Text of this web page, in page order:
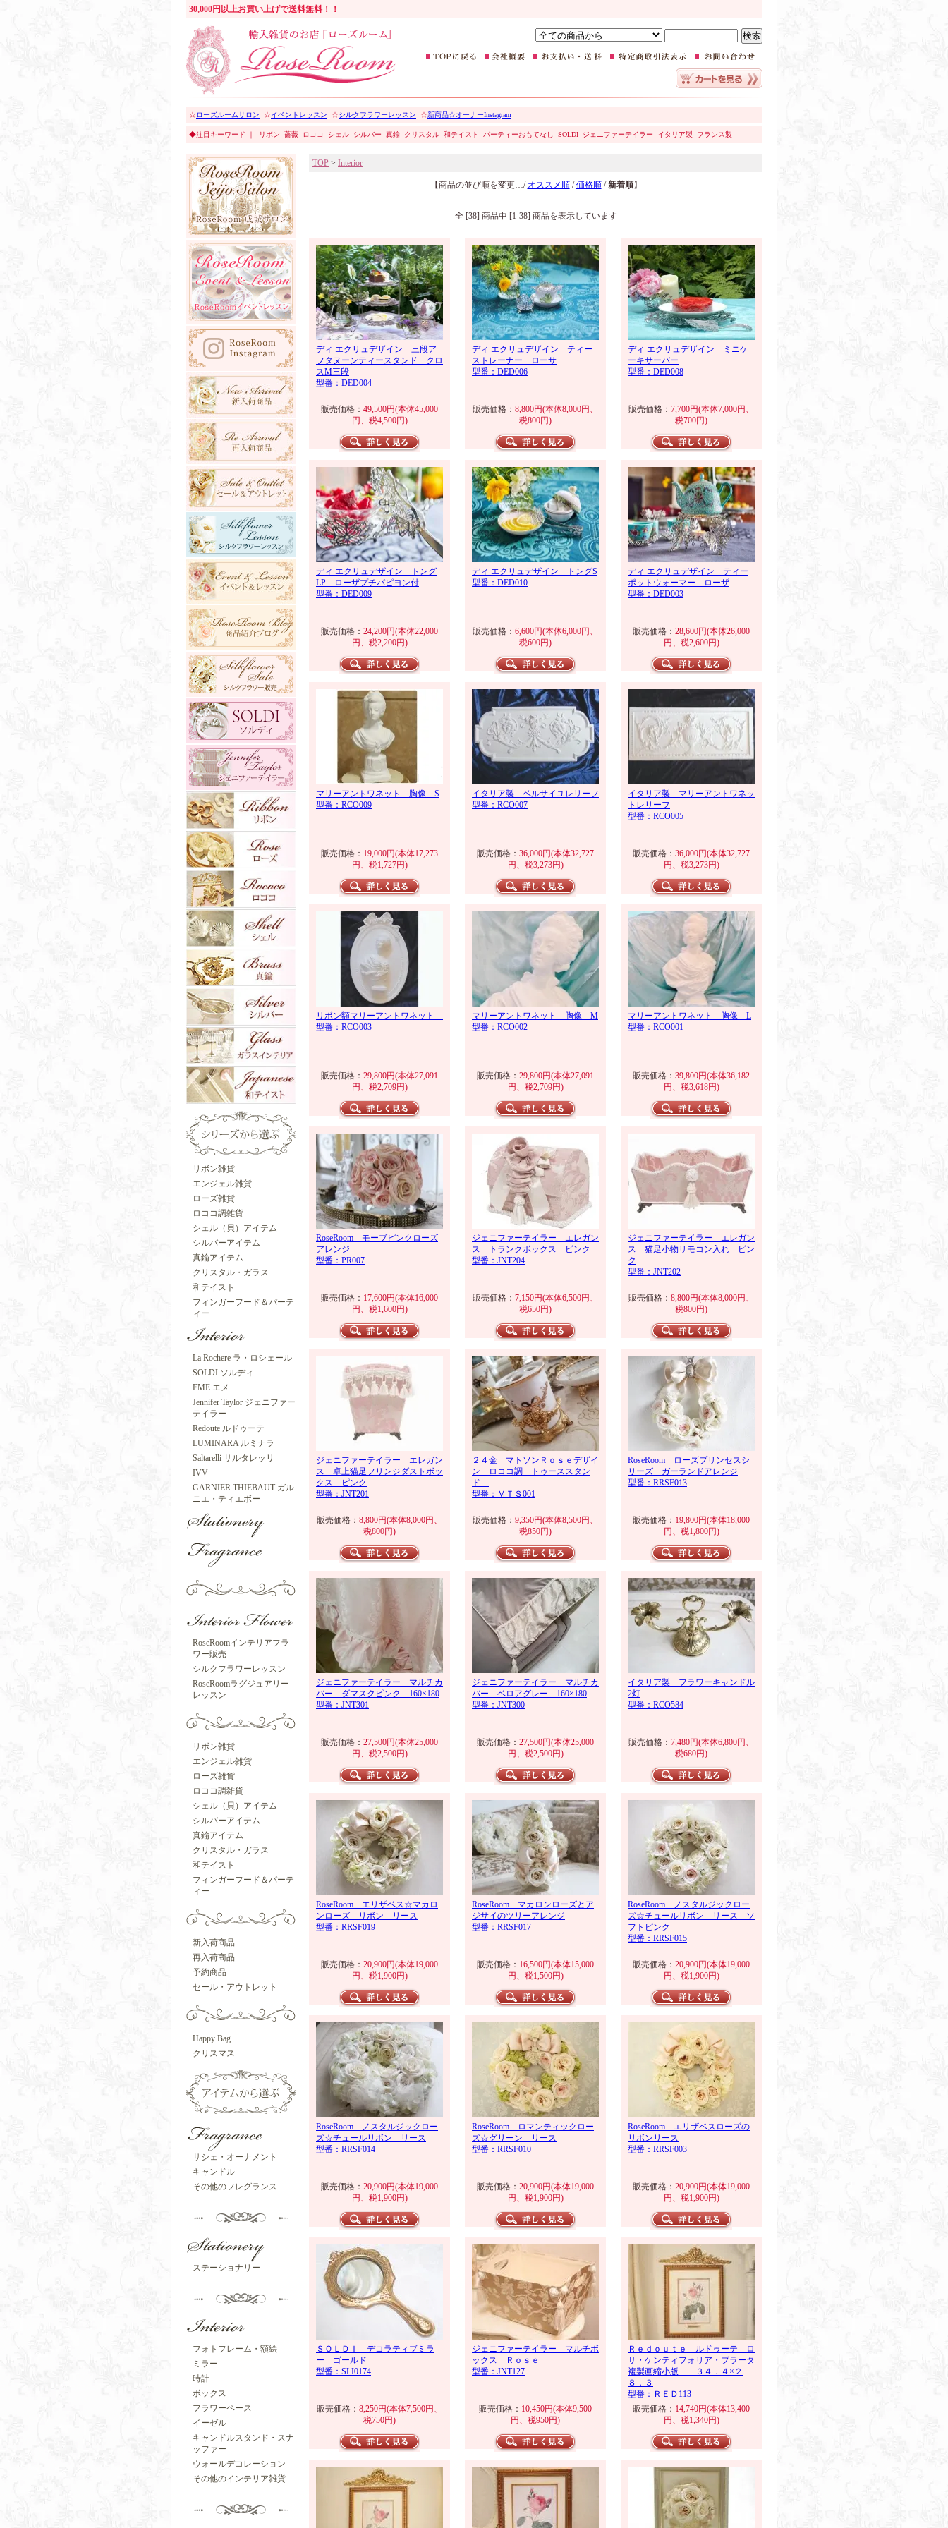
30,000円以上お買い上げで送料無料！！
☆ローズルームサロン ☆イベントレッスン ☆シルクフラワーレッスン ☆新商品☆オーナーInstagram
◆注目キーワード ｜ リボン 薔薇 ロココ シェル シルバー 真鍮 クリスタル 和テイスト パーティーおもてなし SOLDI ジェニファーテイラー イタリア製 フランス製
リボン雑貨
エンジェル雑貨
ローズ雑貨
ロココ調雑貨
シェル（貝）アイテム
シルバーアイテム
真鍮アイテム
クリスタル・ガラス
和テイスト
フィンガーフード＆パーテ
ィー
La Rochere ラ・ロシェール
SOLDI ソルディ
EME エメ
Jennifer Taylor ジェニファー
テイラー
Redoute ルドゥーテ
LUMINARA ルミナラ
Saltarelli サルタレッリ
IVV
GARNIER THIEBAUT ガル
ニエ・ティエボー
RoseRoomインテリアフラ
ワー販売
シルクフラワーレッスン
RoseRoomラグジュアリー
レッスン
リボン雑貨
エンジェル雑貨
ローズ雑貨
ロココ調雑貨
シェル（貝）アイテム
シルバーアイテム
真鍮アイテム
クリスタル・ガラス
和テイスト
フィンガーフード＆パーテ
ィー
新入荷商品
再入荷商品
予約商品
セール・アウトレット
Happy Bag
クリスマス
サシェ・オーナメント
キャンドル
その他のフレグランス
ステーショナリー
フォトフレーム・額絵
ミラー
時計
ボックス
フラワーベース
イーゼル
キャンドルスタンド・スナ
ッファー
ウォールデコレーション
その他のインテリア雑貨
TOP > Interior
【商品の並び順を変更…/ オススメ順/価格順/新着順】
全 [38] 商品中 [1-38] 商品を表示しています
ディ エクリュデザイン 三段ア
フタヌーンティースタンド クロ
スM三段
型番：DED004
販売価格： 49,500円(本体45,000
円、税4,500円)
ディ エクリュデザイン ティー
ストレーナー ローサ
型番：DED006
販売価格： 8,800円(本体8,000円、
税800円)
ディ エクリュデザイン ミニケ
ーキサーバー
型番：DED008
販売価格： 7,700円(本体7,000円、
税700円)
ディ エクリュデザイン トング
LP ローザプチパピヨン付
型番：DED009
販売価格： 24,200円(本体22,000
円、税2,200円)
ディ エクリュデザイン トングS
型番：DED010
販売価格： 6,600円(本体6,000円、
税600円)
ディ エクリュデザイン ティー
ポットウォーマー ローザ
型番：DED003
販売価格： 28,600円(本体26,000
円、税2,600円)
マリーアントワネット 胸像 S
型番：RCO009
販売価格： 19,000円(本体17,273
円、税1,727円)
イタリア製 ベルサイユレリーフ
型番：RCO007
販売価格： 36,000円(本体32,727
円、税3,273円)
イタリア製 マリーアントワネッ
トレリーフ
型番：RCO005
販売価格： 36,000円(本体32,727
円、税3,273円)
リボン額マリーアントワネット
型番：RCO003
販売価格： 29,800円(本体27,091
円、税2,709円)
マリーアントワネット 胸像 M
型番：RCO002
販売価格： 29,800円(本体27,091
円、税2,709円)
マリーアントワネット 胸像 L
型番：RCO001
販売価格： 39,800円(本体36,182
円、税3,618円)
RoseRoom モーブピンクローズ
アレンジ
型番：PR007
販売価格： 17,600円(本体16,000
円、税1,600円)
ジェニファーテイラー エレガン
ス トランクボックス ピンク
型番：JNT204
販売価格： 7,150円(本体6,500円、
税650円)
ジェニファーテイラー エレガン
ス 猫足小物リモコン入れ ピン
ク
型番：JNT202
販売価格： 8,800円(本体8,000円、
税800円)
ジェニファーテイラー エレガン
ス 卓上猫足フリンジダストボッ
クス ピンク
型番：JNT201
販売価格： 8,800円(本体8,000円、
税800円)
２４金 マトソンＲｏｓｅデザイ
ン ロココ調 トゥーススタン
ド
型番：ＭＴＳ001
販売価格： 9,350円(本体8,500円、
税850円)
RoseRoom ローズプリンセスシ
リーズ ガーランドアレンジ
型番：RRSF013
販売価格： 19,800円(本体18,000
円、税1,800円)
ジェニファーテイラー マルチカ
バー ダマスクピンク 160×180
型番：JNT301
販売価格： 27,500円(本体25,000
円、税2,500円)
ジェニファーテイラー マルチカ
バー ベロアグレー 160×180
型番：JNT300
販売価格： 27,500円(本体25,000
円、税2,500円)
イタリア製 フラワーキャンドル
2灯
型番：RCO584
販売価格： 7,480円(本体6,800円、
税680円)
RoseRoom エリザベス☆マカロ
ンローズ リボン リース
型番：RRSF019
販売価格： 20,900円(本体19,000
円、税1,900円)
RoseRoom マカロンローズとア
ジサイのツリーアレンジ
型番：RRSF017
販売価格： 16,500円(本体15,000
円、税1,500円)
RoseRoom ノスタルジックロー
ズ☆チュールリボン リース ソ
フトピンク
型番：RRSF015
販売価格： 20,900円(本体19,000
円、税1,900円)
RoseRoom ノスタルジックロー
ズ☆チュールリボン リース
型番：RRSF014
販売価格： 20,900円(本体19,000
円、税1,900円)
RoseRoom ロマンティックロー
ズ☆グリーン リース
型番：RRSF010
販売価格： 20,900円(本体19,000
円、税1,900円)
RoseRoom エリザベスローズの
リボンリース
型番：RRSF003
販売価格： 20,900円(本体19,000
円、税1,900円)
ＳＯＬＤＩ デコラティブミラ
ー ゴールド
型番：SLI0174
販売価格： 8,250円(本体7,500円、
税750円)
ジェニファーテイラー マルチボ
ックス Ｒｏｓｅ
型番：JNT127
販売価格： 10,450円(本体9,500
円、税950円)
Ｒｅｄｏｕｔｅ ルドゥーテ ロ
サ・ケンティフォリア・ブラータ
複製画縮小版 ３４．４×２
８．３
型番：ＲＥＤ113
販売価格： 14,740円(本体13,400
円、税1,340円)